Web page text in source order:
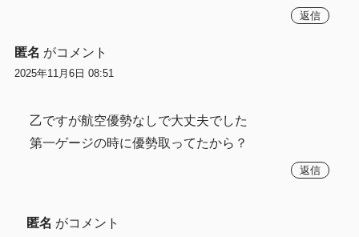
返信
匿名 がコメント
2025年11月6日 08:51
乙ですが航空優勢なしで大丈夫でした
第一ゲージの時に優勢取ってたから？
返信
匿名 がコメント